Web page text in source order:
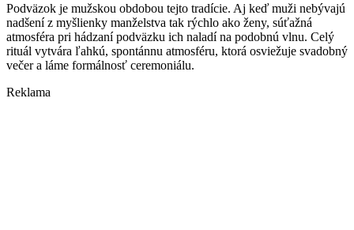
Podväzok je mužskou obdobou tejto tradície. Aj keď muži nebývajú
nadšení z myšlienky manželstva tak rýchlo ako ženy, súťažná
atmosféra pri hádzaní podväzku ich naladí na podobnú vlnu. Celý
rituál vytvára ľahkú, spontánnu atmosféru, ktorá osviežuje svadobný
večer a láme formálnosť ceremoniálu.
Reklama